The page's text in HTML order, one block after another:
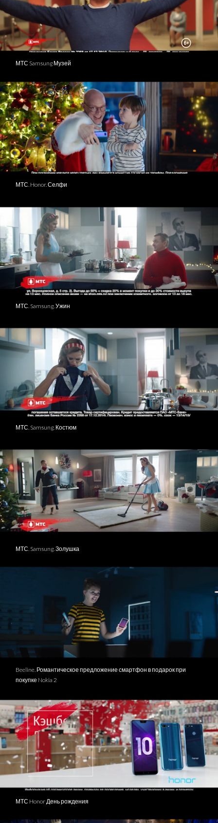
МТС Samsung Музей
МТС. Honor. Селфи
МТС. Samsung. Ужин
МТС. Samsung. Костюм
МТС. Samsung. Золушка
Beeline. Романтическое предложение смартфон в подарок при
покупке Nokia 2
МТС Honor День рождения